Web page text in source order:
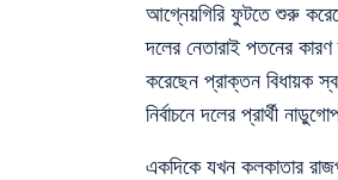
আগ্নেয়গিরি ফুটতে শুরু
দলের নেতারাই পতনের
করেছেন প্রাক্তন বিধায়ক
নির্বাচনে দলের প্রার্থী
একদিকে যখন কলকাতার